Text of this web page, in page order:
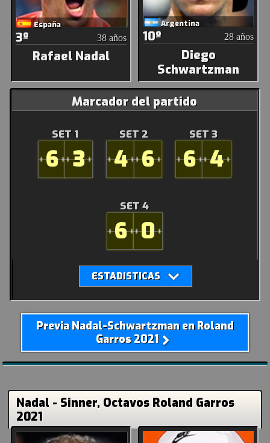
España
3º 38 años
Rafael Nadal
Argentina
10º 28 años
Diego
Schwartzman
Marcador del partido
SET 1
6 3
SET 2
4 6
SET 3
6 4
SET 4
6 0
Previa Nadal-Schwartzman en Roland
Garros 2021
Nadal - Sinner, Octavos Roland Garros
2021